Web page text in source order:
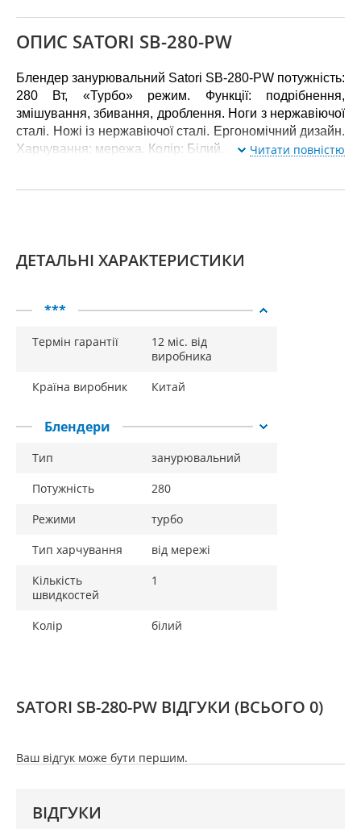
ОПИС SATORI SB-280-PW
Блендер занурювальний Satori SB-280-PW потужність:
280 Вт, «Турбо» режим. Функції: подрібнення,
змішування, збивання, дроблення. Ноги з нержавіючої
сталі. Ножі із нержавіючої сталі. Ергономічний дизайн.
Харчування: мережа. Колір: Білий.
Читати повністю
ДЕТАЛЬНІ ХАРАКТЕРИСТИКИ
***
Термін гарантії
12 міс. від
виробника
Країна виробник
Китай
Блендери
Тип
занурювальний
Потужність
280
Режими
турбо
Тип харчування
від мережі
Кількість
швидкостей
1
Колір білий
SATORI SB-280-PW ВІДГУКИ (ВСЬОГО 0)
Ваш відгук може бути першим.
ВІДГУКИ